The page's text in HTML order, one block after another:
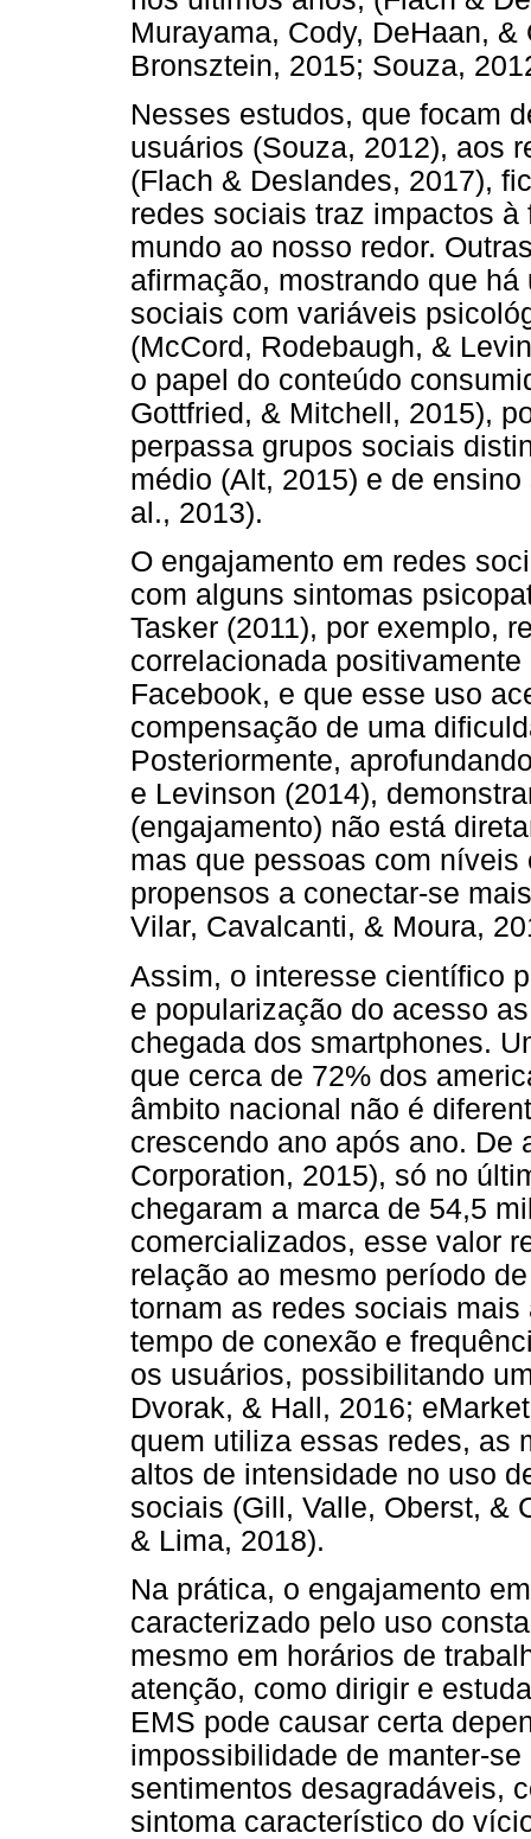
Murayama, Cody, DeHaan,
Bronsztein, 2015; Souza,
Nesses estudos, que focam
usuários (Souza, 2012), aos
(Flach & Deslandes, 2017),
redes sociais traz impactos
mundo ao nosso redor.
afirmação, mostrando que
sociais com variáveis
(McCord, Rodebaugh, &
o papel do conteúdo
Gottfried, & Mitchell, 2015),
perpassa grupos sociais
médio (Alt, 2015) e de
al., 2013).
O engajamento em redes
com alguns sintomas
Tasker (2011), por exemplo,
correlacionada
Facebook, e que esse uso
compensação de uma
Posteriormente,
e Levinson (2014),
(engajamento) não está
mas que pessoas com
propensos a conectar-se
Vilar, Cavalcanti, & Moura,
Assim, o interesse científico
e popularização do acesso
chegada dos smartphones.
que cerca de 72% dos
âmbito nacional não é
crescendo ano após ano. De
Corporation, 2015), só no
chegaram a marca de 54,5
comercializados, esse valor
relação ao mesmo período
tornam as redes sociais
tempo de conexão e
os usuários, possibilitando
Dvorak, & Hall, 2016;
quem utiliza essas redes, as
altos de intensidade no uso
sociais (Gill, Valle, Oberst, &
& Lima, 2018).
Na prática, o engajamento
caracterizado pelo uso
mesmo em horários de
atenção, como dirigir e
EMS pode causar certa
impossibilidade de manter-
sentimentos desagradáveis,
sintoma característico do